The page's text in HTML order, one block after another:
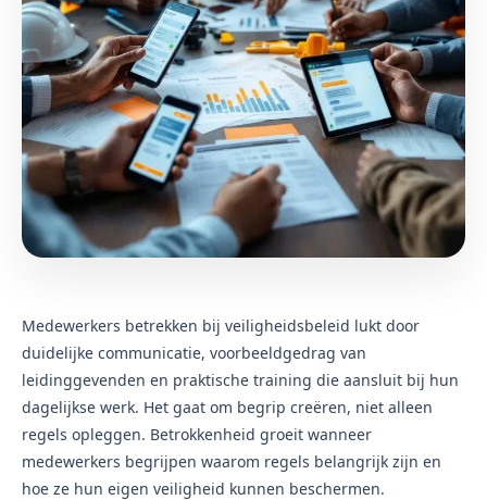
Medewerkers betrekken bij veiligheidsbeleid lukt door
duidelijke communicatie, voorbeeldgedrag van
leidinggevenden en praktische training die aansluit bij hun
dagelijkse werk. Het gaat om begrip creëren, niet alleen
regels opleggen. Betrokkenheid groeit wanneer
medewerkers begrijpen waarom regels belangrijk zijn en
hoe ze hun eigen veiligheid kunnen beschermen.